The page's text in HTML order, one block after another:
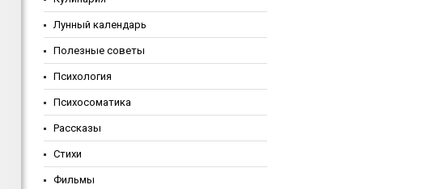
Лунный календарь
Полезные советы
Психология
Психосоматика
Рассказы
Стихи
Фильмы